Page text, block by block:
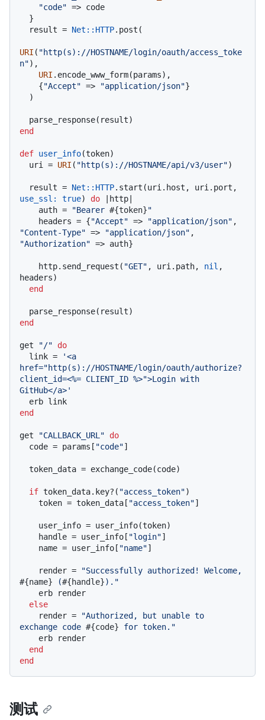
"code" => code
  result =
Net : :HTTP.post(
URI ( "http(s)://HOSTNAME/login/oauth/access_toke
n"),
URI .encode_www_form(params),
    {
"Accept" => "application/json"}
end
def user_info(token)
  uri =
URI ( "http(s)://HOSTNAME/api/v3/user")
  result =
Net : :HTTP
use_ssl:
true) do http
    auth =
"Bearer #{token}"
    headers = {
"Accept" => "application/json"
"Content-Type" => "application/json"
"Authorization" => auth}
    http.send_request(
"GET" , uri.path, nil ,
headers)
end
end
get "/"
do
  link =
'<a
href="http(s)://HOSTNAME/login/oauth/authorize?
client_id=<%= CLIENT_ID %>">Login with
GitHub</a>'
end
get "CALLBACK_URL"
do
  code = params[
"code"]
if token_data.key?( "access_token")
    token = token_data[
"access_token"]
    handle = user_info[
"login"]
    name = user_info[
"name"]
    render =
#{name} (#{handle})."
else
    render =
"Authorized, but unable to
exchange code #{code} for token."
end
end
测试